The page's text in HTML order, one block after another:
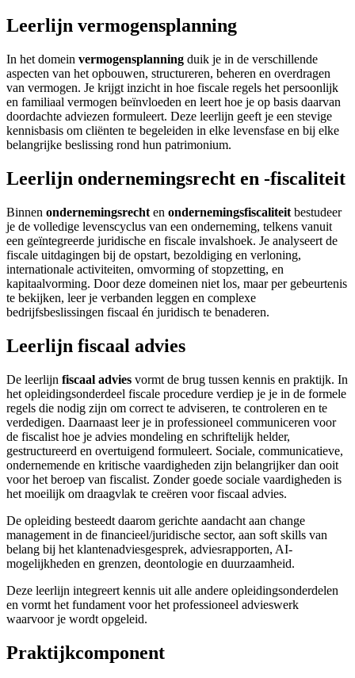
Leerlijn vermogensplanning
In het domein vermogensplanning duik je in de verschillende
aspecten van het opbouwen, structureren, beheren en overdragen
van vermogen. Je krijgt inzicht in hoe fiscale regels het persoonlijk
en familiaal vermogen beïnvloeden en leert hoe je op basis daarvan
doordachte adviezen formuleert. Deze leerlijn geeft je een stevige
kennisbasis om cliënten te begeleiden in elke levensfase en bij elke
belangrijke beslissing rond hun patrimonium.
Leerlijn ondernemingsrecht en -fiscaliteit
Binnen ondernemingsrecht en ondernemingsfiscaliteit bestudeer
je de volledige levenscyclus van een onderneming, telkens vanuit
een geïntegreerde juridische en fiscale invalshoek. Je analyseert de
fiscale uitdagingen bij de opstart, bezoldiging en verloning,
internationale activiteiten, omvorming of stopzetting, en
kapitaalvorming. Door deze domeinen niet los, maar per gebeurtenis
te bekijken, leer je verbanden leggen en complexe
bedrijfsbeslissingen fiscaal én juridisch te benaderen.
Leerlijn fiscaal advies
De leerlijn fiscaal advies vormt de brug tussen kennis en praktijk. In
het opleidingsonderdeel fiscale procedure verdiep je je in de formele
regels die nodig zijn om correct te adviseren, te controleren en te
verdedigen. Daarnaast leer je in professioneel communiceren voor
de fiscalist hoe je advies mondeling en schriftelijk helder,
gestructureerd en overtuigend formuleert. Sociale, communicatieve,
ondernemende en kritische vaardigheden zijn belangrijker dan ooit
voor het beroep van fiscalist. Zonder goede sociale vaardigheden is
het moeilijk om draagvlak te creëren voor fiscaal advies.
De opleiding besteedt daarom gerichte aandacht aan change
management in de financieel/juridische sector, aan soft skills van
belang bij het klantenadviesgesprek, adviesrapporten, AI-
mogelijkheden en grenzen, deontologie en duurzaamheid.
Deze leerlijn integreert kennis uit alle andere opleidingsonderdelen
en vormt het fundament voor het professioneel advieswerk
waarvoor je wordt opgeleid.
Praktijkcomponent